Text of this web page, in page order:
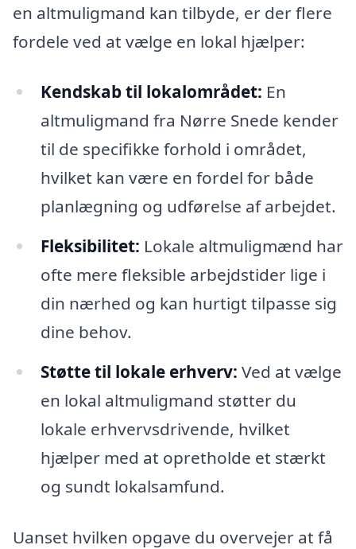
en altmuligmand kan tilbyde, er der flere
fordele ved at vælge en lokal hjælper:
Kendskab til lokalområdet: En
altmuligmand fra Nørre Snede kender
til de specifikke forhold i området,
hvilket kan være en fordel for både
planlægning og udførelse af arbejdet.
Fleksibilitet: Lokale altmuligmænd har
ofte mere fleksible arbejdstider lige i
din nærhed og kan hurtigt tilpasse sig
dine behov.
Støtte til lokale erhverv: Ved at vælge
en lokal altmuligmand støtter du
lokale erhvervsdrivende, hvilket
hjælper med at opretholde et stærkt
og sundt lokalsamfund.
Uanset hvilken opgave du overvejer at få